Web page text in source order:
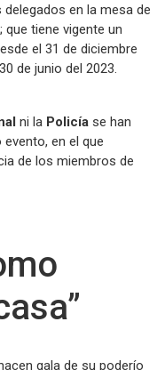
en la mesa de
tiene vigente un
el 31 de diciembre
de junio del 2023.
ni la Policía se han
en el que
de los miembros de
gala de su poderío